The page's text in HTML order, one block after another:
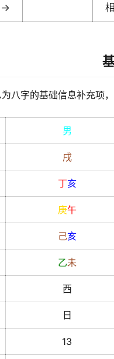
→ 相
八字的基础信息补充项
男
戌
丁亥
庚午
己亥
乙未
西
日
13